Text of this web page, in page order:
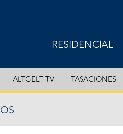
RESIDENCIAL
EXCLUSIVE
DEPARTAMENTOS
ALTGELT TV TASACIONES